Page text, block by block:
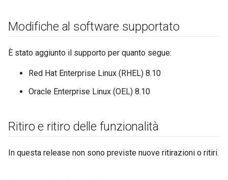
Modifiche al software supportato
È stato aggiunto il supporto per quanto segue:
Red Hat Enterprise Linux (RHEL) 8.10
Oracle Enterprise Linux (OEL) 8.10
Ritiro e ritiro delle funzionalità
In questa release non sono previste nuove ritirazioni o ritiri.